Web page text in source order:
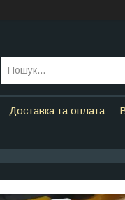
Доставка та оплата